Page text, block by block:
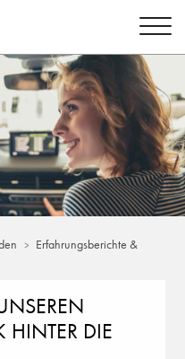
Erfahrungsberichte &
HINTER DIE